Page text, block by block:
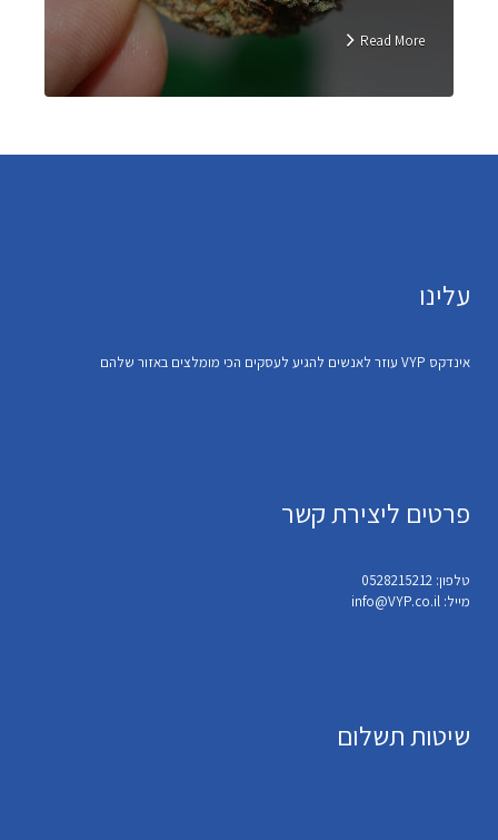
Read More
עלינו
אינדקס VYP עוזר לאנשים להגיע לעסקים הכי מומלצים באזור שלהם
פרטים ליצירת קשר
טלפון: 0528215212
מייל: info@VYP.co.il
שיטות תשלום